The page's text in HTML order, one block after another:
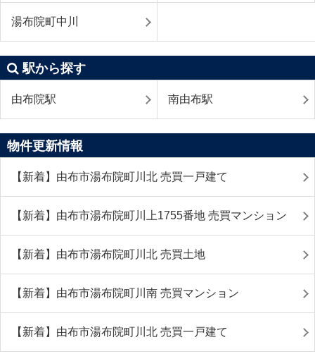
湯布院町中川
駅から探す
由布院駅 南由布駅
物件更新情報
【新着】由布市湯布院町川北 売買一戸建て
【新着】由布市湯布院町川上1755番地 売買マンション
【新着】由布市湯布院町川北 売買土地
【新着】由布市湯布院町川南 売買マンション
【新着】由布市湯布院町川北 売買一戸建て